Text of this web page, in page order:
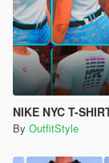
NIKE NYC T-
By OutfitStyle